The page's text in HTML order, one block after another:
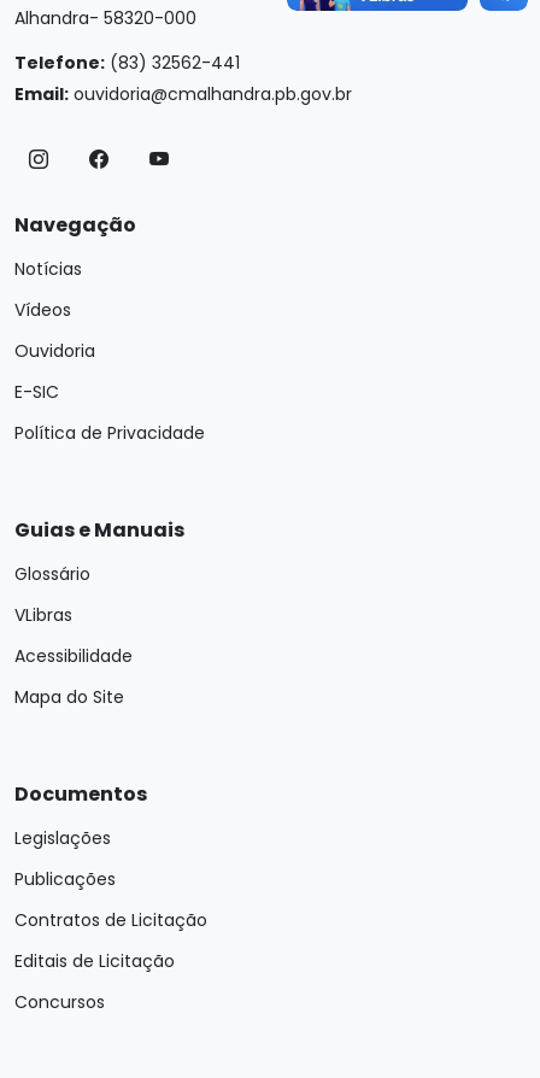
Alhandra- 58320-000
Telefone: (83) 32562-441
Email: ouvidoria@cmalhandra.pb.gov.br
Navegação
Notícias
Vídeos
Ouvidoria
E-SIC
Política de Privacidade
Guias e Manuais
Glossário
VLibras
Acessibilidade
Mapa do Site
Documentos
Legislações
Publicações
Contratos de Licitação
Editais de Licitação
Concursos